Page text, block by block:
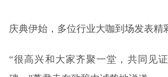
庆典伊始，多位行业大咖到场发表精
“很高兴和大家齐聚一堂，共同见